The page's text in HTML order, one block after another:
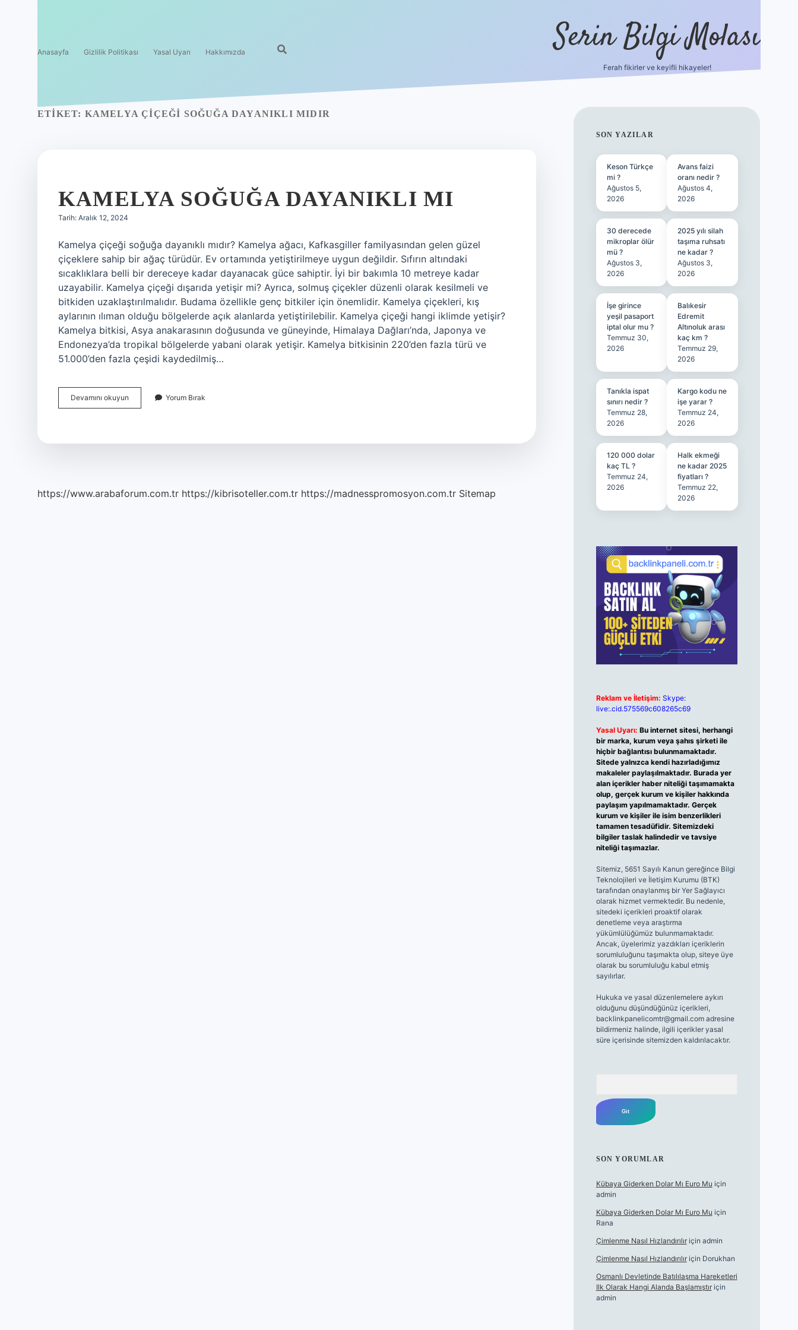
Anasayfa Gizlilik Politikası Yasal Uyarı Hakkımızda Serin Bilgi Molası
Ferah fikirler ve keyifli hikayeler!
ETIKET: KAMELYA ÇIÇEĞI SOĞUĞA DAYANIKLI MIDIR
KAMELYA SOĞUĞA DAYANIKLI MI
Tarih: Aralık 12, 2024
Kamelya çiçeği soğuğa dayanıklı mıdır? Kamelya ağacı, Kafkasgiller familyasından gelen güzel
çiçeklere sahip bir ağaç türüdür. Ev ortamında yetiştirilmeye uygun değildir. Sıfırın altındaki
sıcaklıklara belli bir dereceye kadar dayanacak güce sahiptir. İyi bir bakımla 10 metreye kadar
uzayabilir. Kamelya çiçeği dışarıda yetişir mi? Ayrıca, solmuş çiçekler düzenli olarak kesilmeli ve
bitkiden uzaklaştırılmalıdır. Budama özellikle genç bitkiler için önemlidir. Kamelya çiçekleri, kış
aylarının ılıman olduğu bölgelerde açık alanlarda yetiştirilebilir. Kamelya çiçeği hangi iklimde yetişir?
Kamelya bitkisi, Asya anakarasının doğusunda ve güneyinde, Himalaya Dağları’nda, Japonya ve
Endonezya’da tropikal bölgelerde yabani olarak yetişir. Kamelya bitkisinin 220’den fazla türü ve
51.000’den fazla çeşidi kaydedilmiş…
Devamını okuyun Kamelya
Soğuğa
Yorum Bırak
https://www.arabaforum.com.tr https://kibrisoteller.com.tr https://madnesspromosyon.com.tr Sitemap
SIDEBAR
SON YAZILAR
Keson Türkçe
mi ?
Ağustos 5,
2026
Avans faizi
oranı nedir ?
Ağustos 4,
2026
30 derecede
mikroplar ölür
mü ?
Ağustos 3,
2026
2025 yılı silah
taşıma ruhsatı
ne kadar ?
Ağustos 3,
2026
İşe girince
yeşil pasaport
iptal olur mu ?
Temmuz 30,
2026
Balıkesir
Edremit
Altınoluk arası
kaç km ?
Temmuz 29,
2026
Tanıkla ispat
sınırı nedir ?
Temmuz 28,
2026
Kargo kodu ne
işe yarar ?
Temmuz 24,
2026
120 000 dolar
kaç TL ?
Temmuz 24,
2026
Halk ekmeği
ne kadar 2025
fiyatları ?
Temmuz 22,
2026
Reklam ve İletişim: Skype:
live:.cid.575569c608265c69
Yasal Uyarı: Bu internet sitesi, herhangi
bir marka, kurum veya şahıs şirketi ile
hiçbir bağlantısı bulunmamaktadır.
Sitede yalnızca kendi hazırladığımız
makaleler paylaşılmaktadır. Burada yer
alan içerikler haber niteliği taşımamakta
olup, gerçek kurum ve kişiler hakkında
paylaşım yapılmamaktadır. Gerçek
kurum ve kişiler ile isim benzerlikleri
tamamen tesadüfidir. Sitemizdeki
bilgiler taslak halindedir ve tavsiye
niteliği taşımazlar.
Sitemiz, 5651 Sayılı Kanun gereğince Bilgi
Teknolojileri ve İletişim Kurumu (BTK)
tarafından onaylanmış bir Yer Sağlayıcı
olarak hizmet vermektedir. Bu nedenle,
sitedeki içerikleri proaktif olarak
denetleme veya araştırma
yükümlülüğümüz bulunmamaktadır.
Ancak, üyelerimiz yazdıkları içeriklerin
sorumluluğunu taşımakta olup, siteye üye
olarak bu sorumluluğu kabul etmiş
sayılırlar.
Hukuka ve yasal düzenlemelere aykırı
olduğunu düşündüğünüz içerikleri,
backlinkpanelicomtr@gmail.comadresine
bildirmeniz halinde, ilgili içerikler yasal
süre içerisinde sitemizden kaldırılacaktır.
SON YORUMLAR
Kübaya Giderken Dolar Mı Euro Mu için
admin
Kübaya Giderken Dolar Mı Euro Mu için
Rana
Çimlenme Nasıl Hızlandırılıriçin admin
Çimlenme Nasıl Hızlandırılıriçin Dorukhan
Osmanlı Devletinde Batılılaşma Hareketleri
Ilk Olarak Hangi Alanda Başlamıştıriçin
admin
tulipbet sitesi